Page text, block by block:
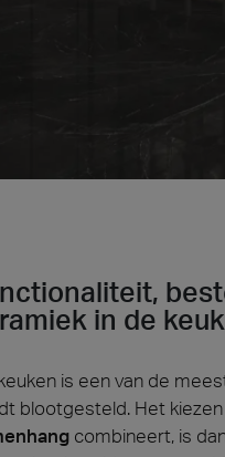
in de
is een van de
blootgesteld. Het
combineert, is